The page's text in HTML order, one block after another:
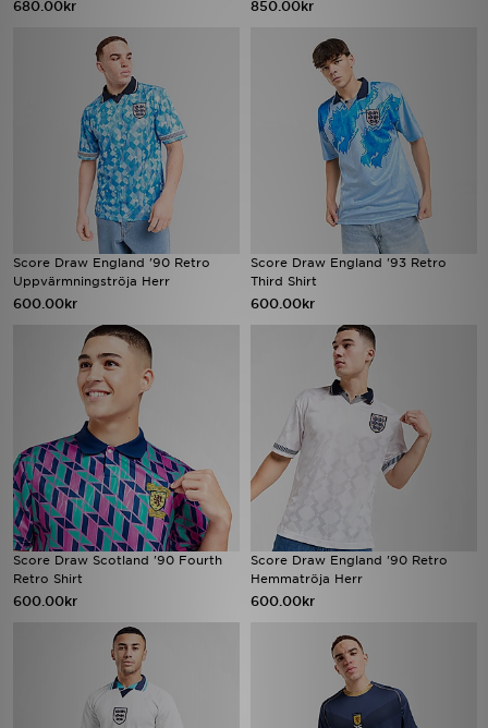
680.00kr 850.00kr
Score Draw England '90 Retro
Uppvärmningströja Herr
600.00kr
Score Draw England '93 Retro
Third Shirt
600.00kr
Score Draw Scotland '90 Fourth
Retro Shirt
600.00kr
Score Draw England '90 Retro
Hemmatröja Herr
600.00kr